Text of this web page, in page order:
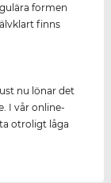
formen
finns
nu lönar det
I vår online-
otroligt låga